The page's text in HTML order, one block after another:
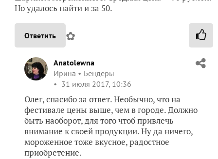
Но удалось найти и за 50.
Ответить ✿
Anatolewna
Ирина
Бендеры
31 июля 2017, 10:36
Олег, спасибо за ответ. Необычно, что на
фестивале цены выше, чем в городе. Должно
быть наоборот, для того чтоб привлечь
внимание к своей продукции. Ну да ничего,
мороженное тоже вкусное, радостное
приобретение.